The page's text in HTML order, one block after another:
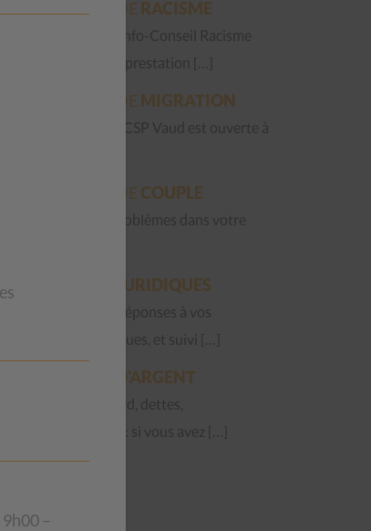
QUESTIONS DE RACISME
La Permanence Info-Conseil Racisme
est une nouvelle prestation […]
QUESTIONS DE MIGRATION
La Fraternité du CSP Vaud est ouverte à
QUESTIONS DE COUPLE
Vous avez des problèmes dans votre
JURIDIQUES
Accueil, écoute, réponses à vos
questions juridiques, et suivi […]
D'ARGENT
Factures en retard, dettes,
surendettement : si vous avez […]
–